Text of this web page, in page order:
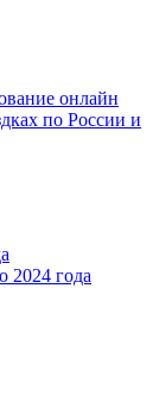
онлайн
по России и
2024 года